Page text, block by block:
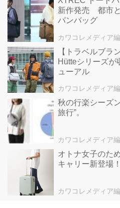
新作発売 都市
バンバッグ
カワコレメディア
【トラベルブラ
Hütteシリーズが
ューアル
カワコレメディア
秋の行楽シーズ
旅行”。
カワコレメディア
オトナ女子のた
キャリー新登場！
カワコレメディア